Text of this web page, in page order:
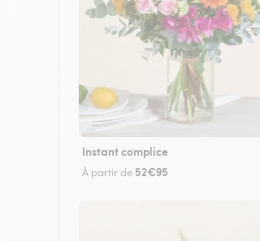
Instant complice
À partir de 52€95